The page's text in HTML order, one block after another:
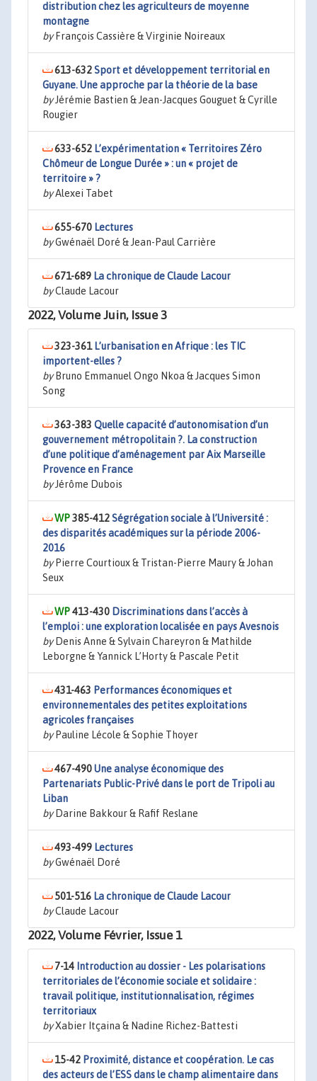
distribution chez les agriculteurs de moyenne
montagne
byFrançois Cassière & Virginie Noireaux
613-632Sport et développement territorial en
Guyane. Une approche par la théorie de la base
byJérémie Bastien & Jean-Jacques Gouguet & Cyrille
Rougier
633-652 L’expérimentation « Territoires Zéro
Chômeur de Longue Durée » : un « projet de
territoire » ?
byAlexei Tabet
655-670 Lectures
byGwénaël Doré & Jean-Paul Carrière
671-689 La chronique de Claude Lacour
byClaude Lacour
2022, Volume Juin, Issue 3
323-361 L’urbanisation en Afrique : les TIC
importent-elles ?
byBruno Emmanuel Ongo Nkoa & Jacques Simon
Song
363-383 Quelle capacité d’autonomisation d’un
gouvernement métropolitain ?. La construction
d’une politique d’aménagement par Aix Marseille
Provence en France
byJérôme Dubois
385-412Ségrégation sociale à l’Université :
des disparités académiques sur la période 2006-
2016
byPierre Courtioux & Tristan-Pierre Maury & Johan
Seux
413-430 Discriminations dans l’accès à
l’emploi : une exploration localisée en pays Avesnois
byDenis Anne & Sylvain Chareyron & Mathilde
Leborgne & Yannick L’Horty & Pascale Petit
431-463 Performances économiques et
environnementales des petites exploitations
agricoles françaises
byPauline Lécole & Sophie Thoyer
467-490Une analyse économique des
Partenariats Public-Privé dans le port de Tripoli au
Liban
byDarine Bakkour & Rafif Reslane
493-499 Lectures
byGwénaël Doré
501-516 La chronique de Claude Lacour
byClaude Lacour
2022, Volume Février, Issue 1
7-14 Introduction au dossier - Les polarisations
territoriales de l’économie sociale et solidaire :
travail politique, institutionnalisation, régimes
territoriaux
byXabier Itçaina & Nadine Richez-Battesti
15-42 Proximité, distance et coopération. Le cas
des acteurs de l’ESS dans le champ alimentaire dans